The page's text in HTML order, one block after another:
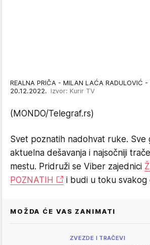
REALNA PRIČA - MILAN LAĆA RADULOVIĆ -
20.12.2022. Izvor: Kurir TV
(MONDO/Telegraf.rs)
Svet poznatih nadohvat ruke. Sve
aktuelna dešavanja i najsočniji
mestu. Pridruži se Viber zajednici
POZNATIH
i budi u toku svakog
MOŽDA ĆE VAS ZANIMATI
ZVEZDE I TRAČEVI